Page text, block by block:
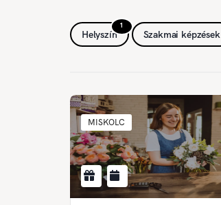
1
Helyszín Szakmai képzések
MISKOLC